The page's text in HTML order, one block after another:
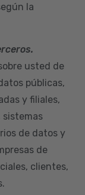
la
usted de
públicas,
y filiales,
sistemas
de datos y
de
clientes,